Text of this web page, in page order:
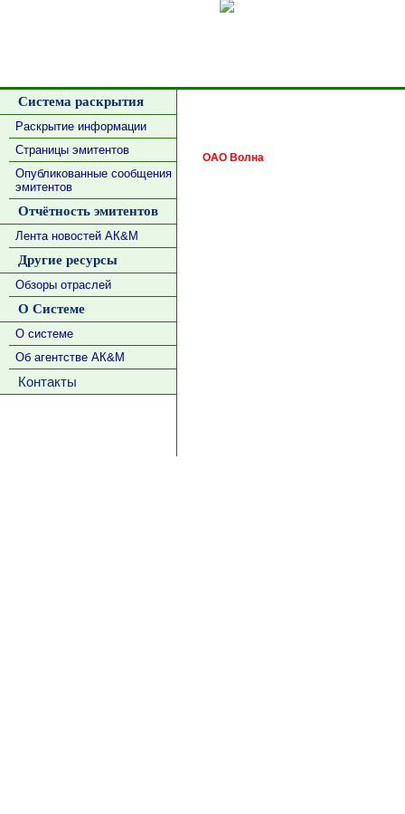
Система раскрытия
Раскрытие информации
Страницы эмитентов
Опубликованные сообщения
эмитентов
Отчётность эмитентов
Лента новостей АК&М
Другие ресурсы
Обзоры отраслей
О Системе
О системе
Об агентстве АК&М
Контакты
ОАО Волна